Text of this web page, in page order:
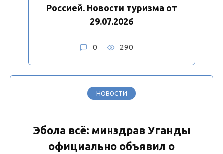
Россией. Новости туризма от
29.07.2026
0 290
НОВОСТИ
Эбола всё: минздрав Уганды
официально объявил о